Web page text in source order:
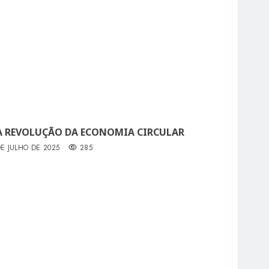
REVOLUÇÃO DA ECONOMIA CIRCULAR
JULHO DE 2025 285